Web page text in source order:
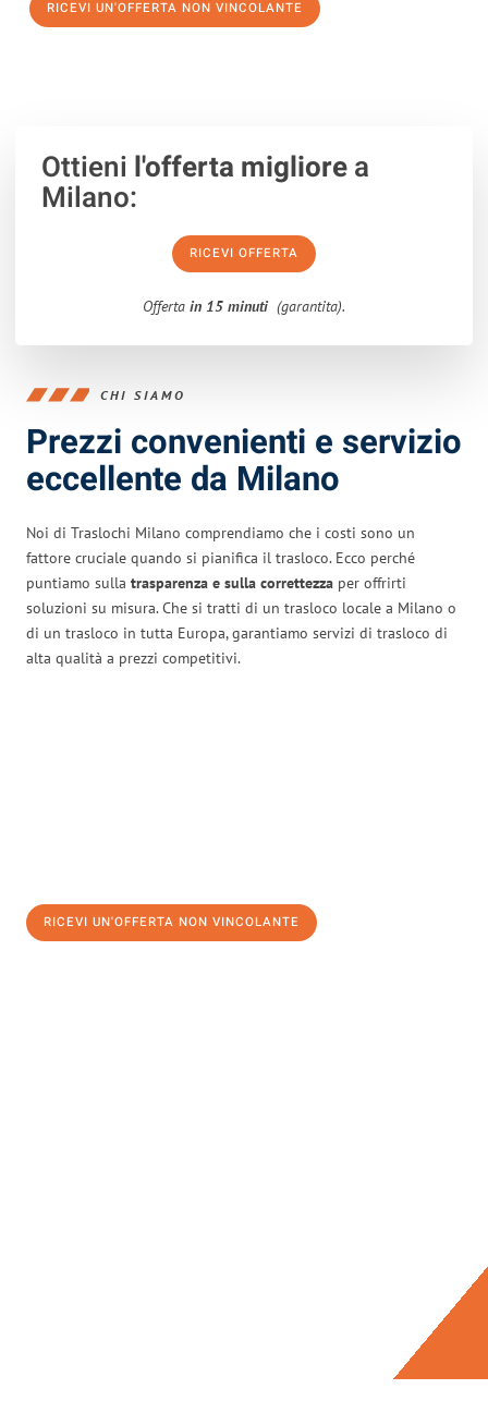
RICEVI UN'OFFERTA NON VINCOLANTE
Ottieni l'offerta migliorea
Milano:
RICEVI OFFERTA
Offerta in 15 minuti (garantita).
CHI SIAMO
Prezzi convenienti e servizio
eccellente da Milano
Noi di Traslochi Milano comprendiamo che i costi sono un
fattore cruciale quando si pianifica il trasloco. Ecco perché
puntiamo sulla trasparenza e sulla correttezza per offrirti
soluzioni su misura. Che si tratti di un trasloco locale a Milano o
di un trasloco in tutta Europa, garantiamo servizi di trasloco di
alta qualità a prezzi competitivi.
RICEVI UN'OFFERTA NON VINCOLANTE